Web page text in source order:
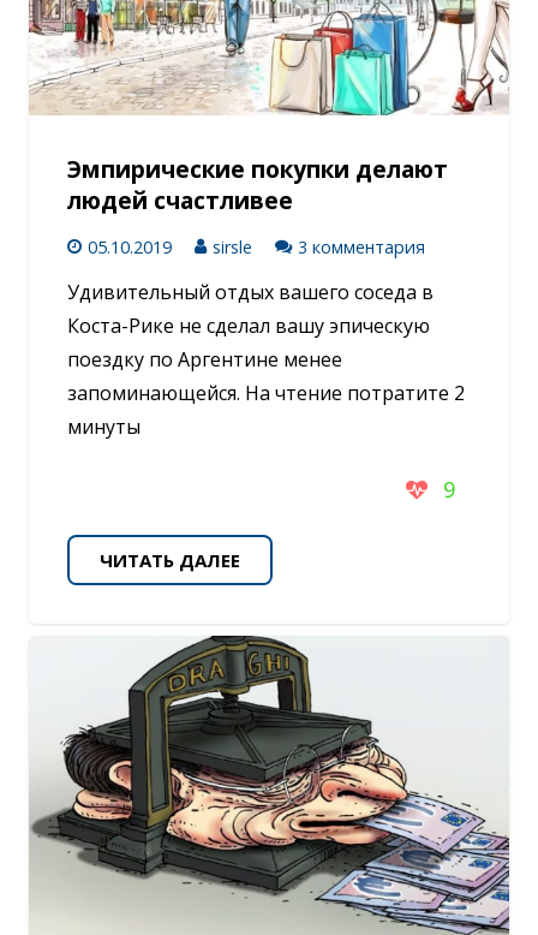
Эмпирические покупки делают
людей счастливее
05.10.2019 sirsle 3 комментария
Удивительный отдых вашего соседа в
Коста-Рике не сделал вашу эпическую
поездку по Аргентине менее
запоминающейся. На чтение потратите 2
минуты
9
ЧИТАТЬ ДАЛЕЕ